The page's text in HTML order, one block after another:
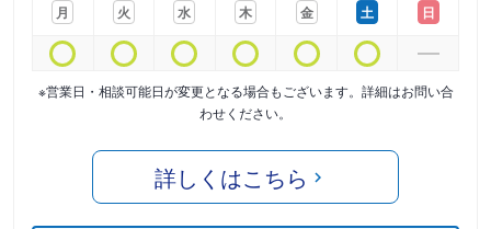
月
火
水
木
金
土
日
※営業日・相談可能日が変更となる場合もございます。詳細はお問い合
わせください。
詳しくはこちら